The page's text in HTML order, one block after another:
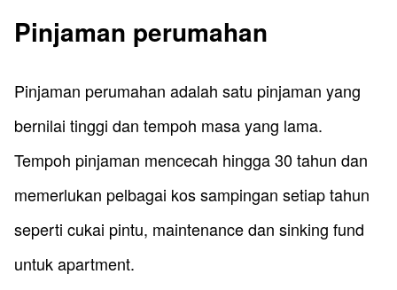
​Pinjaman perumahan
​Pinjaman perumahan adalah satu pinjaman yang
bernilai tinggi dan tempoh masa yang lama.
Tempoh pinjaman mencecah hingga 30 tahun dan
memerlukan pelbagai kos sampingan setiap tahun
seperti cukai pintu, maintenance dan sinking fund
untuk apartment.